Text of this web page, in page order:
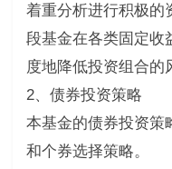
着重分析进行积极的
段基金在各类固定收
度地降低投资组合的
2、债券投资策略
本基金的债券投资策
和个券选择策略。